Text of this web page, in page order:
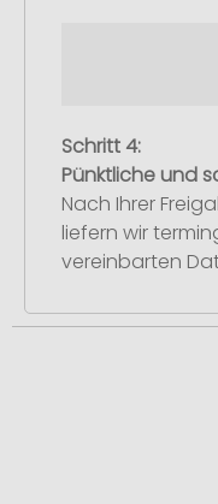
Schritt 4:
Pünktliche und
Nach Ihrer
liefern wir
vereinbarten